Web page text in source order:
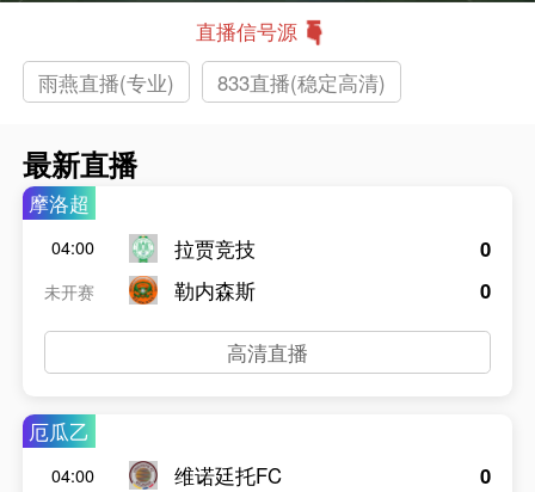
直播信号源
雨燕直播(专业)
833直播(稳定高清)
最新直播
摩洛超
04:00
未开赛
拉贾竞技
勒内森斯
0
0
高清直播
厄瓜乙
04:00
维诺廷托FC
0